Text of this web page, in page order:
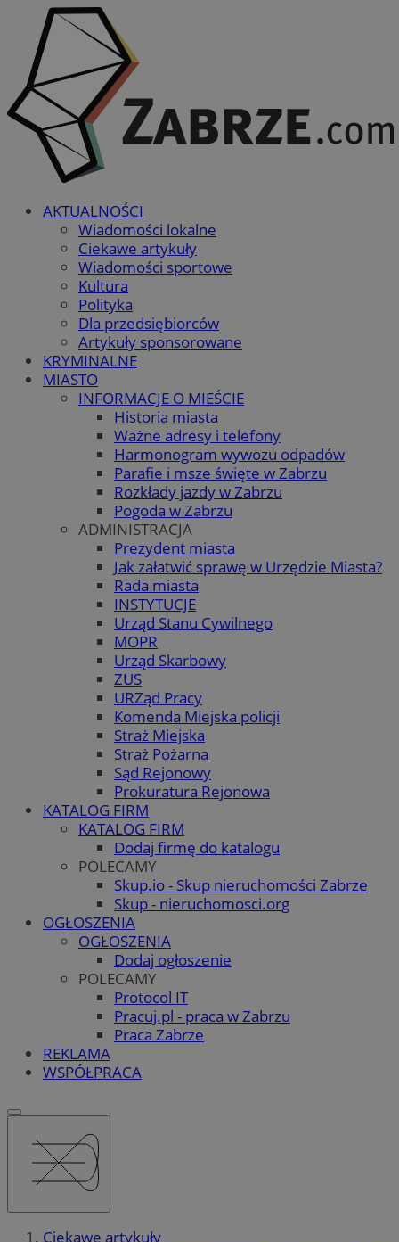
AKTUALNOŚCI
Wiadomości lokalne
Ciekawe artykuły
Wiadomości sportowe
Kultura
Polityka
Dla przedsiębiorców
Artykuły sponsorowane
KRYMINALNE
MIASTO
INFORMACJE O MIEŚCIE
Historia miasta
Ważne adresy i telefony
Harmonogram wywozu odpadów
Parafie i msze święte w Zabrzu
Rozkłady jazdy w Zabrzu
Pogoda w Zabrzu
ADMINISTRACJA
Prezydent miasta
Jak załatwić sprawę w Urzędzie Miasta?
Rada miasta
INSTYTUCJE
Urząd Stanu Cywilnego
MOPR
Urząd Skarbowy
ZUS
URZąd Pracy
Komenda Miejska policji
Straż Miejska
Straż Pożarna
Sąd Rejonowy
Prokuratura Rejonowa
KATALOG FIRM
KATALOG FIRM
Dodaj firmę do katalogu
POLECAMY
Skup.io - Skup nieruchomości Zabrze
Skup - nieruchomosci.org
OGŁOSZENIA
OGŁOSZENIA
Dodaj ogłoszenie
POLECAMY
Protocol IT
Pracuj.pl - praca w Zabrzu
Praca Zabrze
REKLAMA
WSPÓŁPRACA
Ciekawe artykuły